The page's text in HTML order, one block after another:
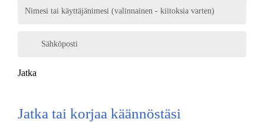
Nimesi tai käyttäjänimesi (valinnainen - kiitoksia varten)
Sähköposti
Jatka
Jatka tai korjaa käännöstäsi